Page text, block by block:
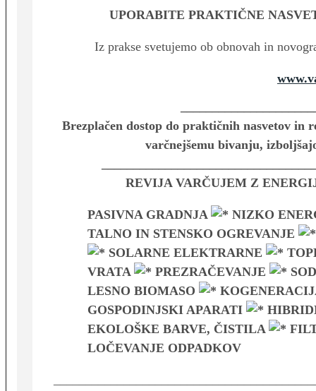
UPORABITE PRAKTIČNE
Iz prakse svetujemo ob obnovah in
Brezplačen dostop do praktičnih nasvetov in
varčnejšemu bivanju,
REVIJA VARČUJEM Z
PASIVNA GRADNJA
NIZKO
TALNO IN STENSKO OGREVANJE
SOLARNE ELEKTRARNE
VRATA
PREZRAČEVANJE
LESNO BIOMASO
GOSPODINJSKI APARATI
EKOLOŠKE BARVE, ČISTILA
LOČEVANJE ODPADKOV